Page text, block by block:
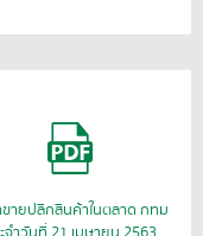
ขายปลีกสินค้าในตลาด กทม